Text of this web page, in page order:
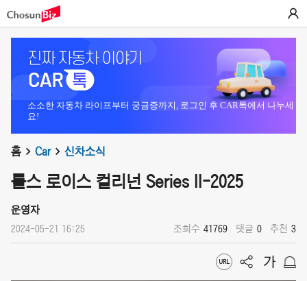
소소한 자동차 라이프부터 궁금증까지, 로그인 후 CAR톡에서 나누세
요!
홈 Car 신차소식
롤스 로이스 컬리넌 Series II-2025
운영자
2024-05-21 16:25 조회수 41769 댓글 0 추천 3